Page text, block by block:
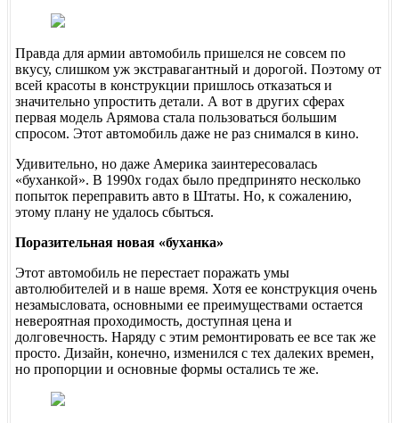
Правда для армии автомобиль пришелся не совсем по
вкусу, слишком уж экстравагантный и дорогой. Поэтому от
всей красоты в конструкции пришлось отказаться и
значительно упростить детали. А вот в других сферах
первая модель Арямова стала пользоваться большим
спросом. Этот автомобиль даже не раз снимался в кино.
Удивительно, но даже Америка заинтересовалась
«буханкой». В 1990х годах было предпринято несколько
попыток переправить авто в Штаты. Но, к сожалению,
этому плану не удалось сбыться.
Поразительная новая «буханка»
Этот автомобиль не перестает поражать умы
автолюбителей и в наше время. Хотя ее конструкция очень
незамысловата, основными ее преимуществами остается
невероятная проходимость, доступная цена и
долговечность. Наряду с этим ремонтировать ее все так же
просто. Дизайн, конечно, изменился с тех далеких времен,
но пропорции и основные формы остались те же.